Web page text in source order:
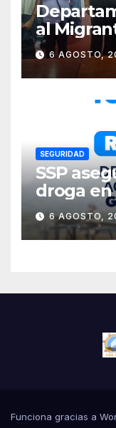
al
de
Cárdenas
6 AGOSTO,
SEGURIDAD
SSP
droga en
6 AGOSTO,
Funciona gracias a